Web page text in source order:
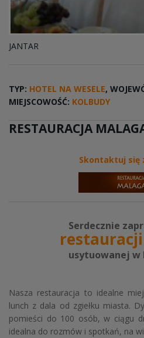
JANTAR
TYP: HOTEL NA WESELE,
MIEJSCOWOŚĆ: KOLBUDY
RESTAURACJA
Skontaktuj się
Serdecznie
usytuowanej w
Nasza restauracja to idealne
lunch z dala od zgiełku miasta.
pomieści do 100 osób, w ciągu
idealna do rozmów i spotkań, na